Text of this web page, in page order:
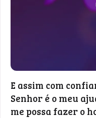
E assim com
Senhor é o meu
me possa fazer o